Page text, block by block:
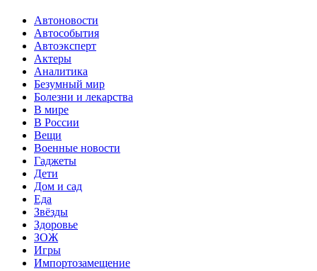
Автоновости
Автособытия
Автоэксперт
Актеры
Аналитика
Безумный мир
Болезни и лекарства
В мире
В России
Вещи
Военные новости
Гаджеты
Дети
Дом и сад
Еда
Звёзды
Здоровье
ЗОЖ
Игры
Импортозамещение